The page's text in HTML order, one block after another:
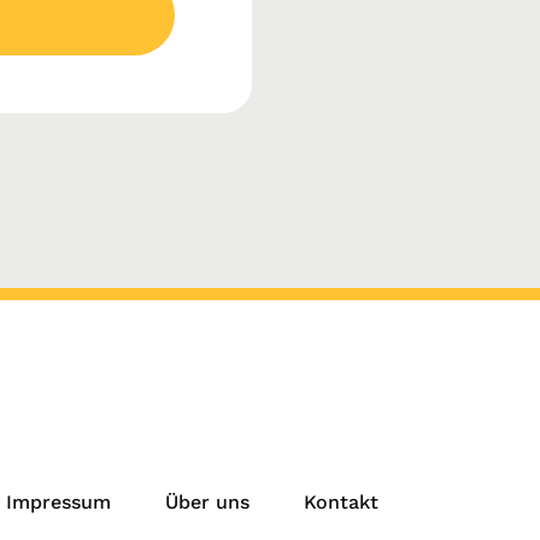
Impressum Über uns Kontakt